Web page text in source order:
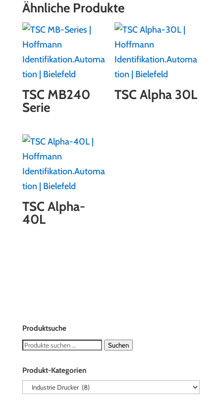
Ähnliche Produkte
TSC MB240
Serie
TSC Alpha 30L
TSC Alpha-
40L
Produktsuche
Suchen
Suchen
Produkt-Kategorien